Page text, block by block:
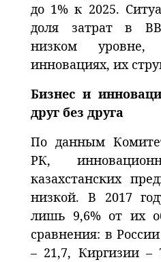
до 1% к 2025.
доля затрат в
низком уровне,
инновациях, их
Бизнес и
друг без друга
По данным
РК,
казахстанских
низкой. В 2017
лишь 9,6% от их
сравнения: в
– 21,7, Киргизии –